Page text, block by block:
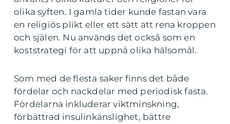
olika syften. I gamla tider kunde fastan vara
en religiös plikt eller ett sätt att rena kroppen
och själen. Nu används det också som en
koststrategi för att uppnå olika hälsomål.
Som med de flesta saker finns det både
fördelar och nackdelar med periodisk fasta.
Fördelarna inkluderar viktminskning,
förbättrad insulinkänslighet, bättre